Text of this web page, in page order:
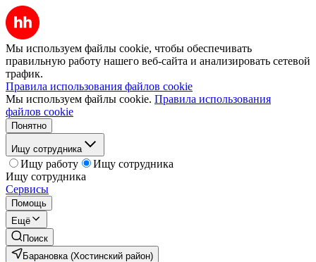
Мы используем файлы cookie, чтобы обеспечивать
правильную работу нашего веб-сайта и анализировать сетевой
трафик.
Правила использования файлов cookie
Мы используем файлы cookie. Правила использования
файлов cookie
Понятно
Ищу сотрудника
Ищу работу
Ищу сотрудника
Ищу сотрудника
Сервисы
Помощь
Ещё
Поиск
Барановка (Хостинский район)